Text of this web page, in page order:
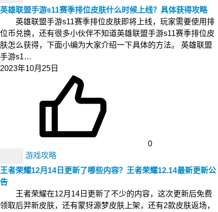
英雄联盟手游s11赛季排位皮肤什么时候上线？具体获得攻略
英雄联盟手游s11赛季排位皮肤即将上线，玩家需要使用排
位币兑换，还有很多小伙伴不知道英雄联盟手游s11赛季排位皮
肤怎么获得，下面小编为大家介绍一下具体的方法。 英雄联盟
手游s1…
2023年10月25日
0
游戏攻略
王者荣耀12月14日更新了哪些内容？王者荣耀12.14最新更新公
告
王者荣耀在12月14日更新了不少的内容，这次更新后免费
领取后羿新皮肤，还有蒙犽源梦皮肤上架，还有2款皮肤返场，